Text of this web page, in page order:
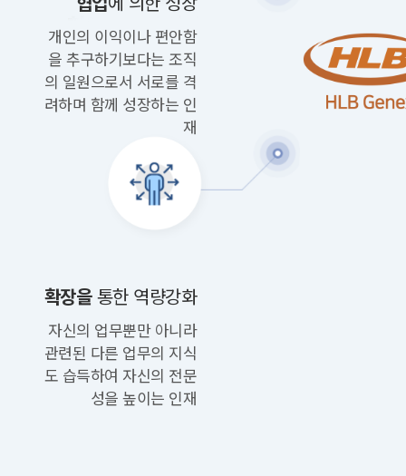
개인의 이익이나 편안함
을 추구하기보다는 조직
의 일원으로서 서로를 격
려하며 함께 성장하는 인
재
확장을통한 역량강화
자신의 업무뿐만 아니라
관련된 다른 업무의 지식
도 습득하여 자신의 전문
성을 높이는 인재